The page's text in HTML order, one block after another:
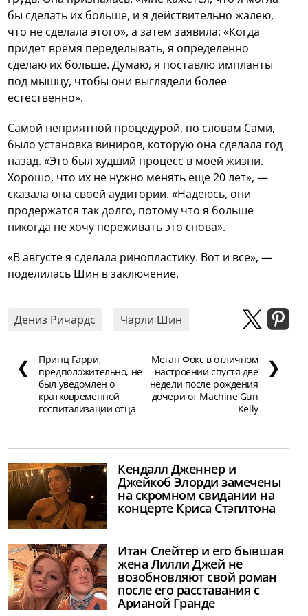
бы сделать их больше, и я действительно жалею,
что не сделала этого», а затем заявила: «Когда
придет время переделывать, я определенно
сделаю их больше. Думаю, я поставлю импланты
под мышцу, чтобы они выглядели более
естественно».
Самой неприятной процедурой, по словам Сами,
было установка виниров, которую она сделала год
назад. «Это был худший процесс в моей жизни.
Хорошо, что их не нужно менять еще 20 лет», —
сказала она своей аудитории. «Надеюсь, они
продержатся так долго, потому что я больше
никогда не хочу переживать это снова».
«В августе я сделала ринопластику. Вот и все», —
поделилась Шин в заключение.
Дениз Ричардс Чарли Шин
❮
Принц Гарри,
предположительно, не
был уведомлен о
кратковременной
госпитализации отца
Меган Фокс в отличном
настроении спустя две
недели после рождения
дочери от Machine Gun
Kelly
❯
Кендалл Дженнер и
Джейкоб Элорди замечены
на скромном свидании на
концерте Криса Стэплтона
Итан Слейтер и его бывшая
жена Лилли Джей не
возобновляют свой роман
после его расставания с
Арианой Гранде